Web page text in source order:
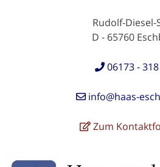
Rudolf-Diesel-
D - 65760
06173 -
info@haas-
Zum